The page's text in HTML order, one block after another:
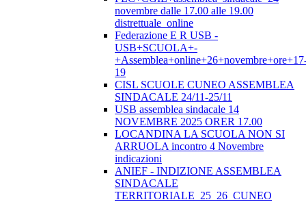
novembre dalle 17.00 alle 19.00
distrettuale_online
Federazione E R USB -
USB+SCUOLA+-
19
CISL SCUOLE CUNEO ASSEMBLEA
SINDACALE 24/11-25/11
USB assemblea sindacale 14
NOVEMBRE 2025 ORER 17.00
LOCANDINA LA SCUOLA NON SI
ARRUOLA incontro 4 Novembre
indicazioni
ANIEF - INDIZIONE ASSEMBLEA
SINDACALE
TERRITORIALE_25_26_CUNEO